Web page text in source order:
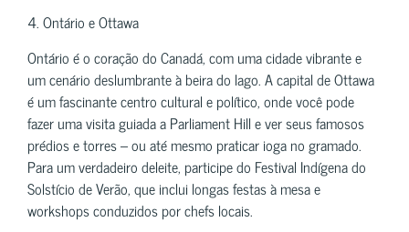
4. Ontário e Ottawa
Ontário é o coração do Canadá, com uma cidade vibrante e
um cenário deslumbrante à beira do lago. A capital de Ottawa
é um fascinante centro cultural e político, onde você pode
fazer uma visita guiada a Parliament Hill e ver seus famosos
prédios e torres – ou até mesmo praticar ioga no gramado.
Para um verdadeiro deleite, participe do Festival Indígena do
Solstício de Verão, que inclui longas festas à mesa e
workshops conduzidos por chefs locais.